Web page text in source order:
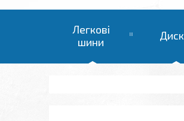
Легкові
шини